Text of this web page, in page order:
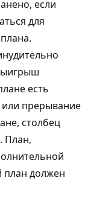
если
для
есть
прерывание
столбец
. План,
план должен